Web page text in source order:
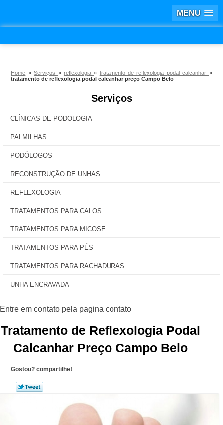
MENU
Home »Serviços » reflexologia» tratamento de reflexologia podal calcanhar »
tratamento de reflexologia podal calcanhar preço Campo Belo
Serviços
CLÍNICAS DE PODOLOGIA
PALMILHAS
PODÓLOGOS
RECONSTRUÇÃO DE UNHAS
REFLEXOLOGIA
TRATAMENTOS PARA CALOS
TRATAMENTOS PARA MICOSE
TRATAMENTOS PARA PÉS
TRATAMENTOS PARA RACHADURAS
UNHA ENCRAVADA
Tratamento de Reflexologia Podal
Calcanhar Preço Campo Belo
Gostou? compartilhe!